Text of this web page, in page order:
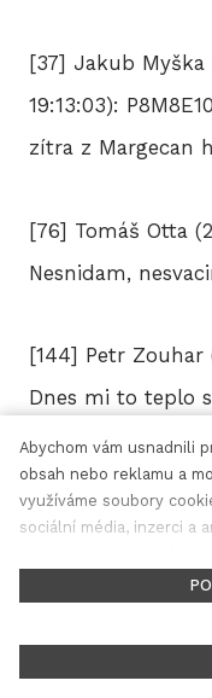
[37] Jakub Myška
19:13:03):
zítra z Margecan
[76] Tomáš Otta
Nesnidam,
[144] Petr Zouhar
Dnes mi to teplo
nesedlo jdu hned
[169] Maxim
19:10:55):
[12] Martin
Abychom vám usnadnili
obsah nebo reklamu a
využíváme soubory
sociální média, inzerci a
patičce webu.
ochrany osobních údajů